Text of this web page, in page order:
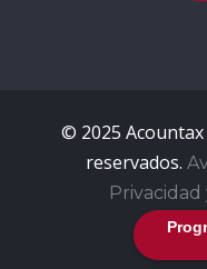
© 2025
reservados.
Privacidad